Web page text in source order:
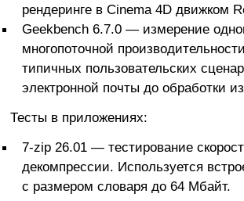
рендеринге в Cinema 4D движком
Geekbench 6.7.0 — измерение
многопоточной
типичных пользовательских
электронной почты до обработки
Тесты в приложениях:
7-zip 26.01 — тестирование
декомпрессии. Используется
с размером словаря до 64 Мбайт.